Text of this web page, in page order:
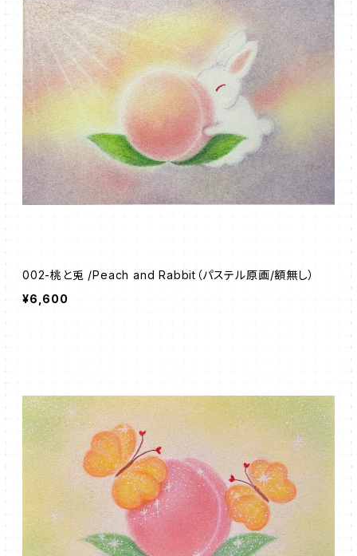
002-桃と兎 /Peach and Rabbit（パステル原画/額無し）
¥6,600